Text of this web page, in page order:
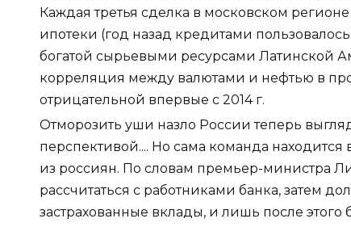
Каждая третья сделка в московском
ипотеки (год назад кредитами
богатой сырьевыми ресурсами Латинской
корреляция между валютами и нефтью в
отрицательной впервые с 2014 г.
Отморозить уши назло России теперь
перспективой.... Но сама команда
из россиян. По словам премьер-министра
рассчитаться с работниками банка, затем
застрахованные вклады, и лишь после этого